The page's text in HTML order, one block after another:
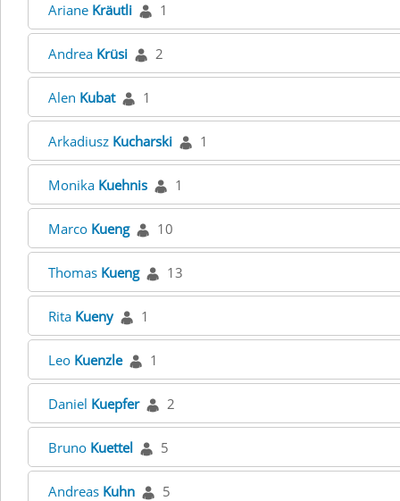
Ariane Kräutli 1
Andrea Krüsi 2
Alen Kubat 1
Arkadiusz Kucharski 1
Monika Kuehnis 1
Marco Kueng 10
Thomas Kueng 13
Rita Kueny 1
Leo Kuenzle 1
Daniel Kuepfer 2
Bruno Kuettel 5
Andreas Kuhn 5